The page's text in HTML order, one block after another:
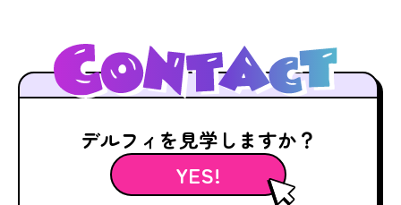
デルフィを見学しますか？
YES!